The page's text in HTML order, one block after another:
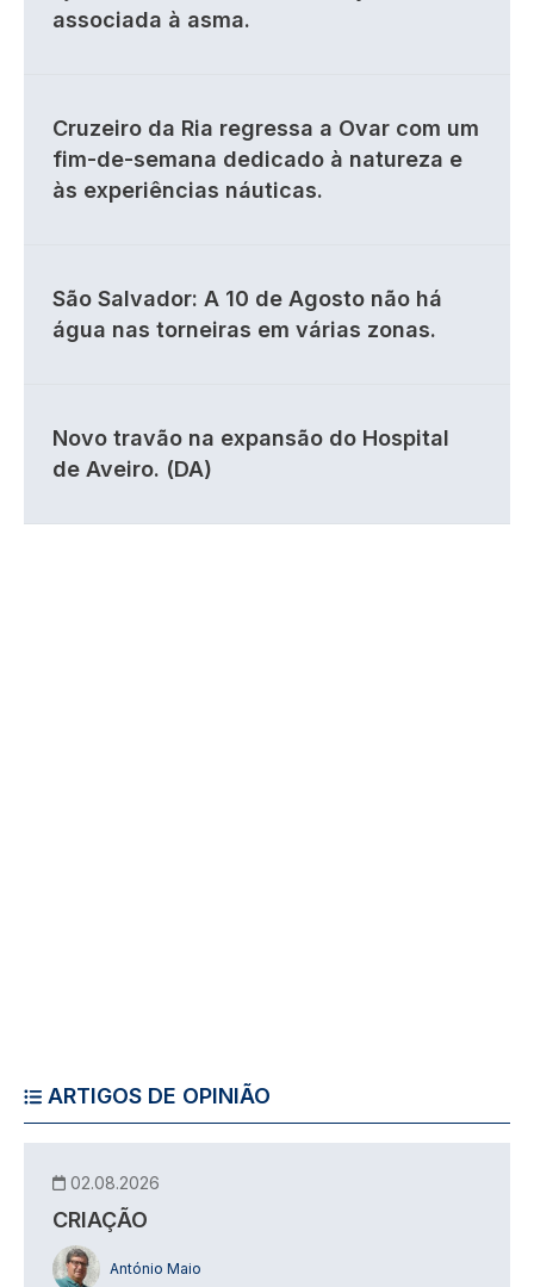
associada à asma.
Cruzeiro da Ria regressa a Ovar com um
fim-de-semana dedicado à natureza e
às experiências náuticas.
São Salvador: A 10 de Agosto não há
água nas torneiras em várias zonas.
Novo travão na expansão do Hospital
de Aveiro. (DA)
ARTIGOS DE OPINIÃO
02.08.2026
CRIAÇÃO
António Maio